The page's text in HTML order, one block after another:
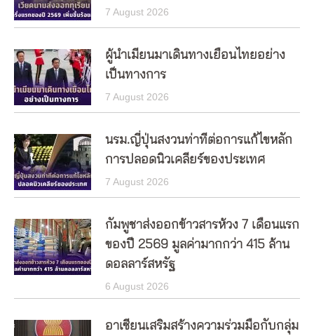
7 August 2026
ผู้นำเมียนมาเดินทางเยือนไทยอย่าง
เป็นทางการ
7 August 2026
นรม.ญี่ปุ่นสงวนท่าทีต่อการแก้ไขหลัก
การปลอดนิวเคลียร์ของประเทศ
7 August 2026
กัมพูชาส่งออกข้าวสารห้วง 7 เดือนแรก
ของปี 2569 มูลค่ามากกว่า 415 ล้าน
ดอลลาร์สหรัฐ
6 August 2026
อาเซียนเสริมสร้างความร่วมมือกับกลุ่ม